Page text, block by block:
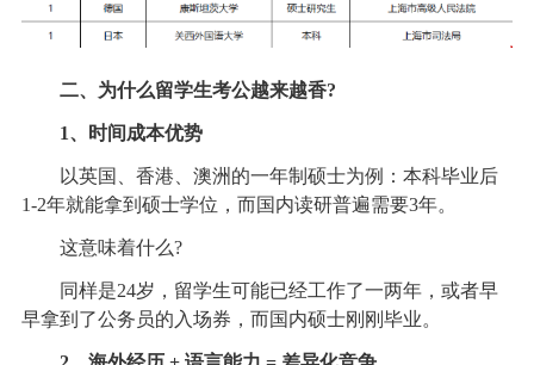
二、为什么留学生考公越来越香?
1、时间成本优势
以英国、香港、澳洲的一年制硕士为例：本科毕业后
1-2年就能拿到硕士学位，而国内读研普遍需要3年。
这意味着什么?
同样是24岁，留学生可能已经工作了一两年，或者早
早拿到了公务员的入场券，而国内硕士刚刚毕业。